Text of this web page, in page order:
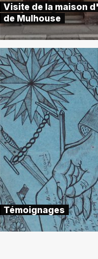
Visite de la maison
de Mulhouse
Témoignages